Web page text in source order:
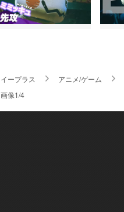
イープラス アニメ/ゲーム
画像1/4